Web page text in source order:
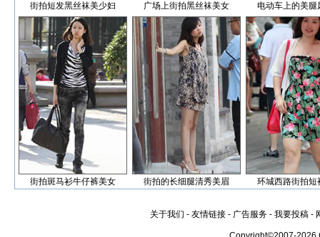
街拍短发黑丝袜美少妇 广场上街拍黑丝袜美女 电动车上的美腿
街拍斑马衫牛仔裤美女 街拍的长细腿清秀美眉 环城西路街拍短
关于我们 - 友情链接 - 广告服务 - 我要投稿 -